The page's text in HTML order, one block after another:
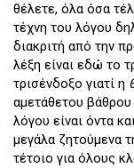
θέλετε, όλα όσα
τέχνη του λόγου
διακριτή από την
λέξη είναι εδώ το
τρισένδοξο γιατί η
αμετάθετου
λόγου είναι όντα
μεγάλα ζητούμενα
τέτοιο για όλους